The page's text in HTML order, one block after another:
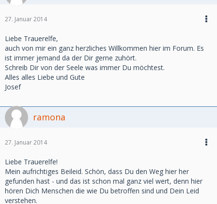
27. Januar 2014
Liebe Trauerelfe,
auch von mir ein ganz herzliches Willkommen hier im Forum. Es
ist immer jemand da der Dir gerne zuhört.
Schreib Dir von der Seele was immer Du möchtest.
Alles alles Liebe und Gute
Josef
ramona
27. Januar 2014
Liebe Trauerelfe!
Mein aufrichtiges Beileid. Schön, dass Du den Weg hier her
gefunden hast - und das ist schon mal ganz viel wert, denn hier
hören Dich Menschen die wie Du betroffen sind und Dein Leid
verstehen.